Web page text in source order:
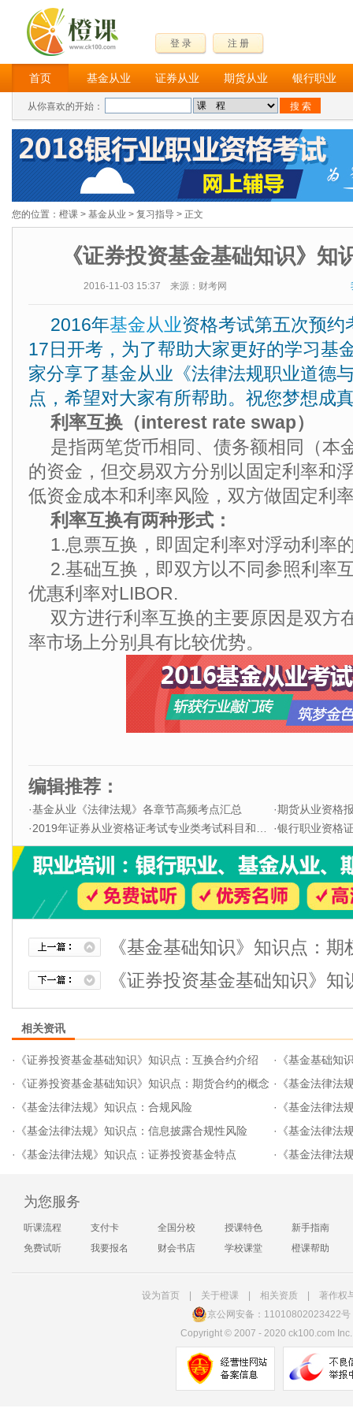
登 录 注 册
首页 基金从业 证券从业 期货从业 银行职业
从你喜欢的开始：
您的位置： 橙课 > 基金从业 > 复习指导 > 正文
《证券投资基金基础知识》知
2016-11-03 15:37 来源：财考网
2016年基金从业资格考试第五次预
17日开考，为了帮助大家更好的学习基
家分享了基金从业《法律法规职业道德
点，希望对大家有所帮助。祝您梦想成
利率互换（interest rate swap）
是指两笔货币相同、债务额相同（本
的资金，但交易双方分别以固定利率和
低资金成本和利率风险，双方做固定利
利率互换有两种形式：
1.息票互换，即固定利率对浮动利率
2.基础互换，即双方以不同参照利率
优惠利率对LIBOR.
双方进行利率互换的主要原因是双方
率市场上分别具有比较优势。
编辑推荐：
·基金从业《法律法规》各章节高频考点汇总 ·期货从业资格
·2019年证券从业资格证考试专业类考试科目和题型 ·银行职业资格证
《基金基础知识》知识点：
《证券投资基金基础知识》
相关资讯
· 《证券投资基金基础知识》知识点：互换合约介绍 ·
《基金基础知
·
《证券投资基金基础知识》知识点：期货合约的概念 ·
《基金法律法
·
《基金法律法规》知识点：合规风险 ·
《基金法律法
·
《基金法律法规》知识点：信息披露合规性风险 ·
《基金法律法
·
《基金法律法规》知识点：证券投资基金特点 · 《基金法律法
为您服务
听课流程 支付卡 全国分校 授课特色
新手指南
免费试听
我要报名 财会书店 学校课堂 橙课帮助
设为首页| 关于橙课| 相关资质
著作权
京公网安备：11010802023422号
Copyright ©2007 - 2020 ck100.com